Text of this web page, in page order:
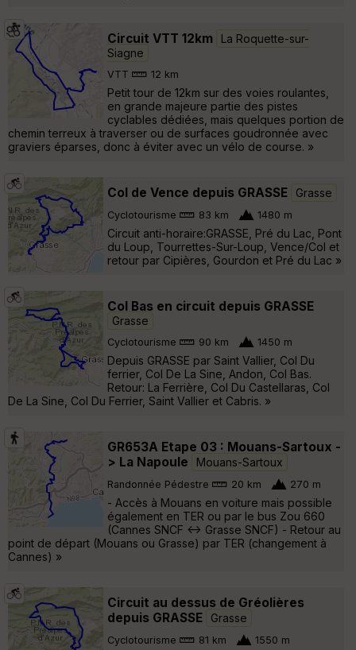
Circuit VTT 12km
La Roquette-sur-
Siagne
VTT 12 km
Petit tour de 12km sur des voies roulantes,
en grande majeure partie des pistes
cyclables dédiées, mais quelques portion de
chemin terreux à traverser ou de surfaces goudronnée avec
graviers éparses, donc à éviter avec un vélo de course. »
Col de Vence depuis GRASSE Grasse
Cyclotourisme 83 km 1480 m
Circuit anti-horaire:GRASSE, Pré du Lac, Pont
du Loup, Tourrettes-Sur-Loup, Vence/Col et
retour par Cipières, Gourdon et Pré du Lac »
Col Bas en circuit depuis GRASSE
Grasse
Cyclotourisme 90 km 1450 m
Depuis GRASSE par Saint Vallier, Col Du
ferrier, Col De La Sine, Andon, Col Bas.
Retour: La Ferrière, Col Du Castellaras, Col
De La Sine, Col Du Ferrier, Saint Vallier et Cabris. »
GR653A Etape 03 : Mouans-Sartoux -
> La Napoule
Mouans-Sartoux
Randonnée Pédestre 20 km 270 m
- Accès à Mouans en voiture mais possible
également en TER ou par le bus Zou 660
(Cannes SNCF <-> Grasse SNCF) - Retour au
point de départ (Mouans ou Grasse) par TER (changement à
Cannes) »
Circuit au dessus de Gréolières
depuis GRASSE
Grasse
Cyclotourisme 81 km 1550 m